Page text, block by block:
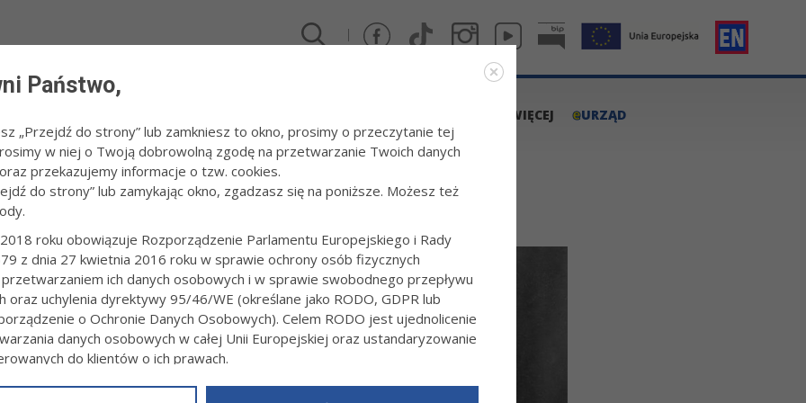
WIĘCEJ eURZĄD
OBYWATELE
Państwo,
„Przejdź do strony” lub zamkniesz to okno, prosimy o przeczytanie tej
w niej o Twoją dobrowolną zgodę na przetwarzanie Twoich danych
przekazujemy informacje o tzw. cookies.
do strony” lub zamykając okno, zgadzasz się na poniższe. Możesz też
roku obowiązuje Rozporządzenie Parlamentu Europejskiego i Rady
z dnia 27 kwietnia 2016 roku w sprawie ochrony osób fizycznych
ich danych osobowych i w sprawie swobodnego przepływu
oraz uchylenia dyrektywy 95/46/WE (określane jako RODO, GDPR lub
o Ochronie Danych Osobowych). Celem RODO jest ujednolicenie
danych osobowych w całej Unii Europejskiej oraz ustandaryzowanie
do klientów o ich prawach.
powyższym, w zakładceRODOna stroniehttps://www.tarnow.pl/Wiecej-